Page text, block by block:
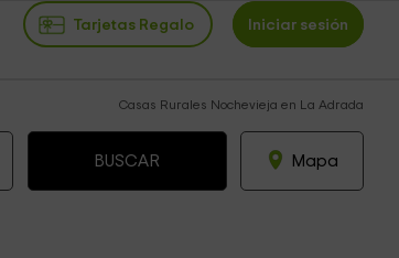
Tarjetas Regalo Iniciar sesión
Casas Rurales Nochevieja en La Adrada
Mapa